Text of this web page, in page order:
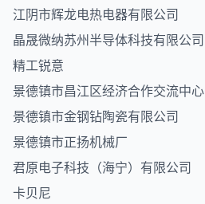
江阴市辉龙电热电器有限公司
晶晟微纳苏州半导体科技有限公司
精工锐意
景德镇市昌江区经济合作交流中心
景德镇市金钢钻陶瓷有限公司
景德镇市正扬机械厂
君原电子科技（海宁）有限公司
卡贝尼